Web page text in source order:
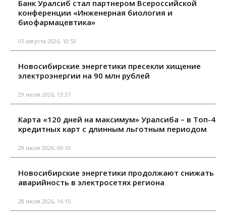
Банк Уралсиб стал партнером Всероссийской
конференции «Инженерная биология и
биофармацевтика»
03 августа 2026, 10:53
Новосибирские энергетики пресекли хищение
электроэнергии на 90 млн рублей
29 июля 2026, 13:37
Карта «120 дней на максимум» Уралсиба – в Топ-4
кредитных карт с длинным льготным периодом
29 июля 2026, 09:10
Новосибирские энергетики продолжают снижать
аварийность в электросетях региона
28 июля 2026, 16:15